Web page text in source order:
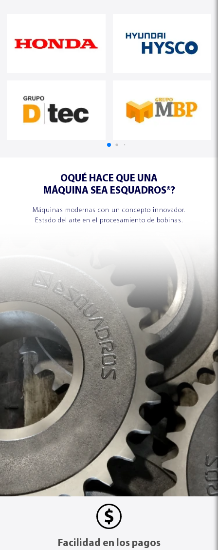
OQUÉ HACE QUE UNA
MÁQUINA SEA ESQUADROS®?
Máquinas modernas con un concepto innovador.
Estado del arte en el procesamiento de bobinas.
Facilidad en los pagos